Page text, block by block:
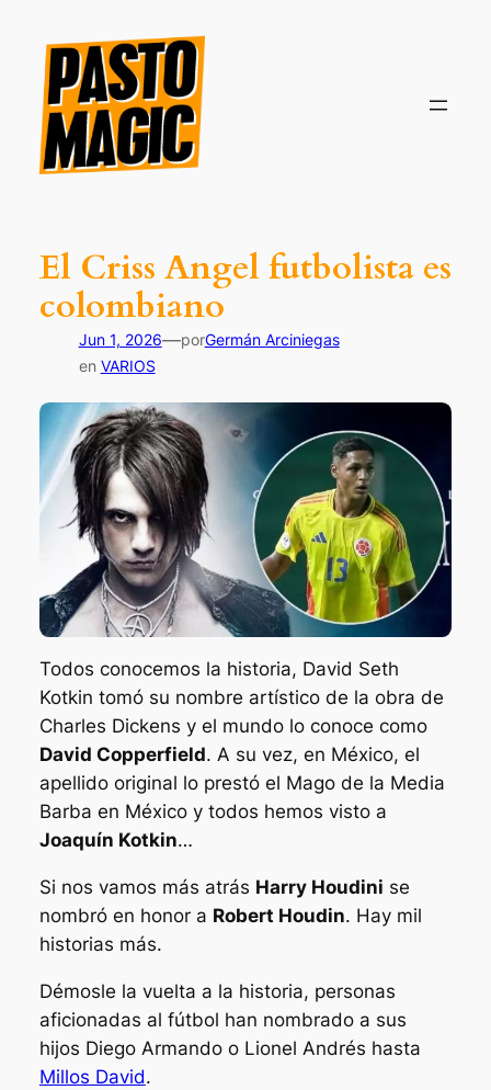
contenido
El Criss Angel futbolista es
colombiano
Jun 1, 2026—porGermán Arciniegas
en VARIOS
Todos conocemos la historia, David Seth
Kotkin tomó su nombre artístico de la obra de
Charles Dickens y el mundo lo conoce como
David Copperfield. A su vez, en México, el
apellido original lo prestóel Mago de la Media
Barba en México y todos hemos visto a
Joaquín Kotkin…
Si nos vamos más atrás Harry Houdini se
nombró en honor a Robert Houdin. Hay mil
historias más.
Démosle la vuelta a la historia, personas
aficionadas al fútbol han nombrado a sus
hijos Diego Armandoo Lionel Andrés hasta
Millos David.